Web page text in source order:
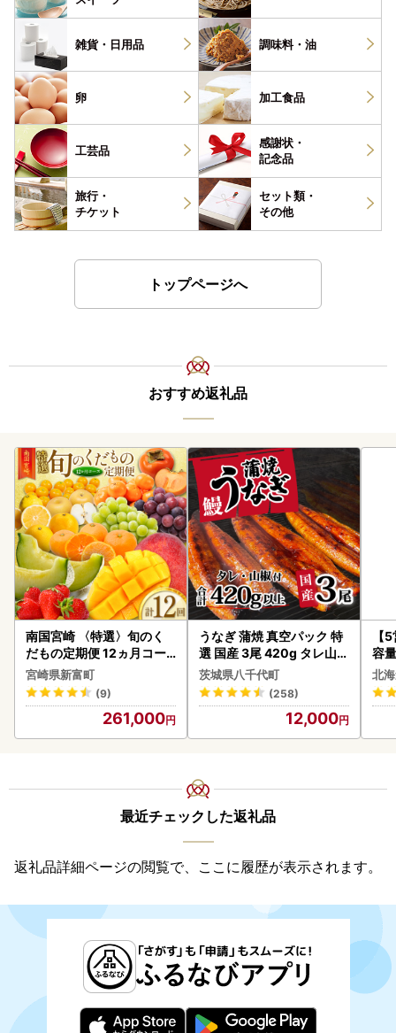
雑貨・ 日用品 調味料・ 油
卵 加工食品
工芸品
感謝状・
記念品
旅行・
チケット
セット類・
その他
トップページへ
おすすめ返礼品
南国宮崎 〈特選〉旬のく
だもの定期便 12ヵ月コー
ス【F84-25】
宮崎県新富町
(9)
261,000
うなぎ 蒲焼 真空パック 特
選 国産 3尾 420g タレ山椒
付き うな重 ひつまぶし 訳
あり 茨城 ウナギ 鰻 個包装
人気 美味しい 小分け 八千
茨城県八千代町
(258)
12,000
【
容
あ
ー
058
北
最近チェックした返礼品
返礼品詳細ページの閲覧で、ここに履歴が表示されます。